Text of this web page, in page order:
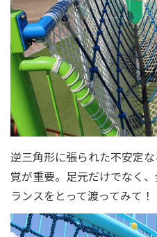
逆三角形に張られた不安定
覚が重要。足元だけでなく
ランスをとって渡ってみて！